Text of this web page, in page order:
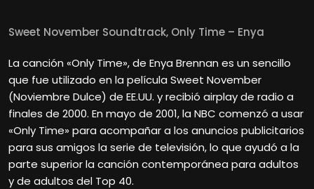
Sweet November Soundtrack, Only Time – Enya
La canción «Only Time», de Enya Brennan es un sencillo
que fue utilizado en la película Sweet November
(Noviembre Dulce) de EE.UU. y recibió airplay de radio a
finales de 2000. En mayo de 2001, la NBC comenzó a usar
«Only Time» para acompañar a los anuncios publicitarios
para sus amigos la serie de televisión, lo que ayudó a la
parte superior la canción contemporánea para adultos
y de adultos del Top 40.